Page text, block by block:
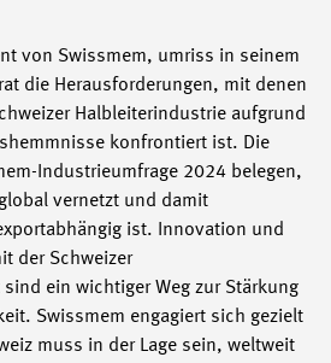
von Swissmem, umriss in seinem
die Herausforderungen, mit denen
Halbleiterindustrie aufgrund
konfrontiert ist. Die
Industrieumfrage 2024 belegen,
vernetzt und damit
ist. Innovation und
der Schweizer
ein wichtiger Weg zur Stärkung
Swissmem engagiert sich gezielt
muss in der Lage sein, weltweit